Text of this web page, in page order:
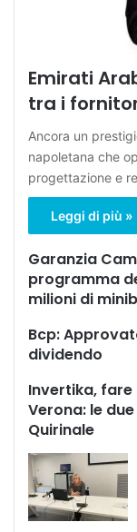
Emirati
tra i
Ancora un
napoletana che
progettazione e
Leggi di più »
Garanzia
programma
milioni di
Bcp:
dividendo
Invertika, fare
Verona: le
Quirinale